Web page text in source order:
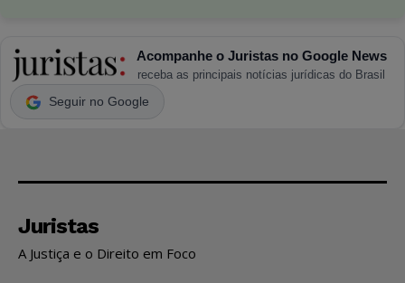
Acompanhe o Juristas no Google News
receba as principais notícias jurídicas do Brasil
Seguir no Google
Juristas
A Justiça e o Direito em Foco